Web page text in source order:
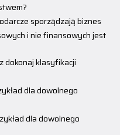
sporządzają biznes
i nie finansowych jest
dokonaj klasyfikacji
dla dowolnego
dla dowolnego